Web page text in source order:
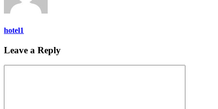
hotel1
Leave a Reply